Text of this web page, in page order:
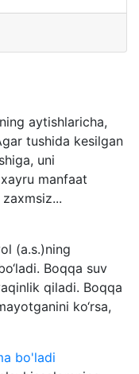
aytishlaricha,
tushida kesilgan
uni
manfaat
(a.s.)ning
Boqqa suv
qiladi. Boqqa
ko‘rsa,
bo'ladi